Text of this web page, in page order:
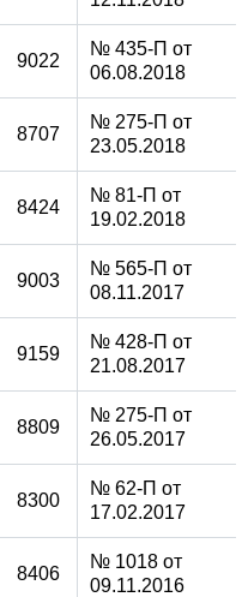
9022
№ 435-П от
06.08.2018
8707
№ 275-П от
23.05.2018
8424
№ 81-П от
19.02.2018
9003
№ 565-П от
08.11.2017
9159
№ 428-П от
21.08.2017
8809
№ 275-П от
26.05.2017
8300
№ 62-П от
17.02.2017
8406
№ 1018 от
09.11.2016